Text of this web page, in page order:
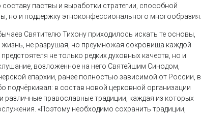
паствы и выработки стратегии, способной
но и поддержку этноконфессионального многообразия.
Святителю Тихону приходилось искать те основы,
не разрушая, но преумножая сокровища каждой
не только редких духовных качеств, но и
возложенное на него Святейшим Синодом,
епархии, ранее полностью зависимой от России, в
подчёркивал: в состав новой церковной организации
различные православные традиции, каждая из которых
«Поэтому необходимо сохранить традиции,